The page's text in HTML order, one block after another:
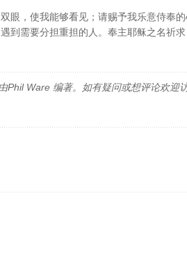
眼，使我能够看见；请赐予我乐意侍奉
到需要分担重担的人。奉主耶稣之名祈求
Phil Ware 编著。如有疑问或想评论欢迎